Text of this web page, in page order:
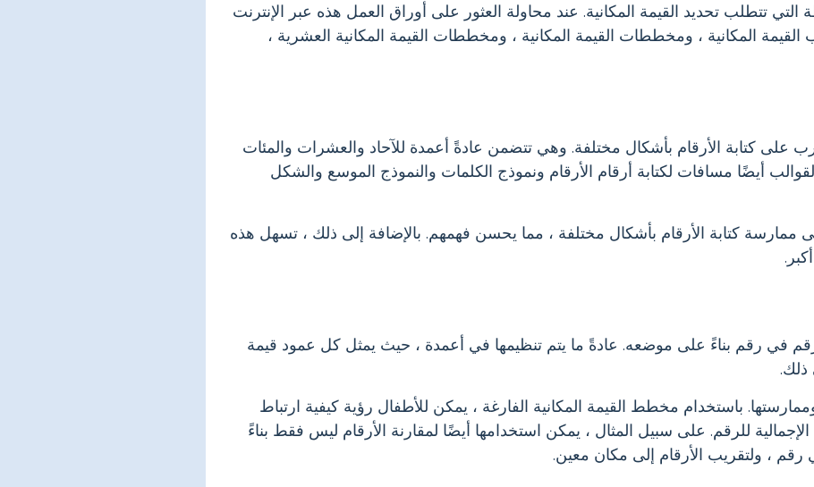
تتطلب تحديد القيمة المكانية. عند محاولة العثور على أوراق العمل هذه عبر الإنترنت
المكانية ، ومخططات القيمة المكانية ، ومخططات القيمة المكانية العشرية ،
على كتابة الأرقام بأشكال مختلفة. وهي تتضمن عادةً أعمدة للآحاد والعشرات والمئات
أيضًا مسافات لكتابة أرقام الأرقام ونموذج الكلمات والنموذج الموسع والشكل
ممارسة كتابة الأرقام بأشكال مختلفة ، مما يحسن فهمهم. بالإضافة إلى ذلك ، تسهل هذه
في رقم بناءً على موضعه. عادةً ما يتم تنظيمها في أعمدة ، حيث يمثل كل عمود قيمة
ذلك.
باستخدام مخطط القيمة المكانية الفارغة ، يمكن للأطفال رؤية كيفية ارتباط
للرقم. على سبيل المثال ، يمكن استخدامها أيضًا لمقارنة الأرقام ليس فقط بناءً
، ولتقريب الأرقام إلى مكان معين.